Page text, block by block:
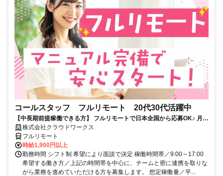
コールスタッフ フルリモート 20代30代活躍中
【中長期前提稼働できる方】 フルリモートで日本全国から応募OK♪ 月稼
働80時間で安定収入！
株式会社クラウドワークス
フルリモート
時給1,900円以上
勤務時間 シフト制 希望により面談で決定 稼働時間帯／9:00～17:00
希望する働き方／上記の時間帯を中心に、チームと密に連携を取りな
がら業務を進めていただける方を募集します。 想定稼働量／平...